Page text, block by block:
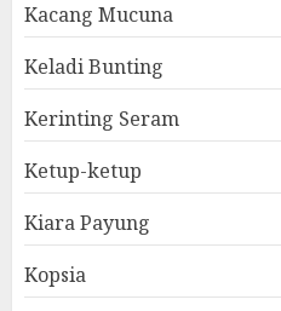
Kacang Mucuna
Keladi Bunting
Kerinting Seram
Ketup-ketup
Kiara Payung
Kopsia